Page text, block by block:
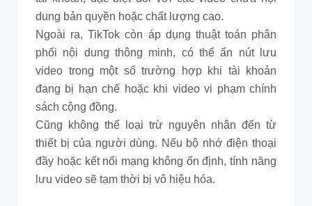
dung bản quyền hoặc chất lượng cao.
Ngoài ra, TikTok còn áp dụng thuật toán phân
phối nội dung thông minh, có thể ẩn nút lưu
video trong một số trường hợp khi tài khoản
đang bị hạn chế hoặc khi video vi phạm chính
sách cộng đồng.
Cũng không thể loại trừ nguyên nhân đến từ
thiết bị của người dùng. Nếu bộ nhớ điện thoại
đầy hoặc kết nối mạng không ổn định, tính năng
lưu video sẽ tạm thời bị vô hiệu hóa.